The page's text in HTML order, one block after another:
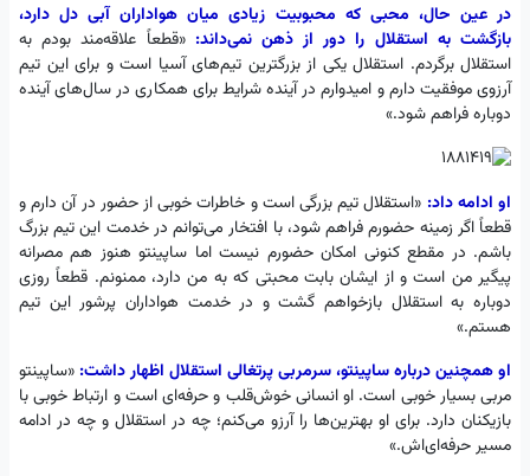
در عین حال، محبی که محبوبیت زیادی میان هواداران آبی دل دارد،
بازگشت به استقلال را دور از ذهن نمی‌داند:«قطعاً علاقه‌مند بودم به
استقلال برگردم. استقلال یکی از بزرگترین تیم‌های آسیا است و برای این تیم
آرزوی موفقیت دارم و امیدوارم در آینده شرایط برای همکاری در سال‌های آینده
دوباره فراهم شود.»
او ادامه داد: «استقلال تیم بزرگی است و خاطرات خوبی از حضور در آن دارم و
قطعاً اگر زمینه حضورم فراهم شود، با افتخار می‌توانم در خدمت این تیم بزرگ
باشم. در مقطع کنونی امکان حضورم نیست اما ساپینتو هنوز هم مصرانه
پیگیر من است و از ایشان بابت محبتی که به من دارد، ممنونم. قطعاً روزی
دوباره به استقلال بازخواهم گشت و در خدمت هواداران پرشور این تیم
هستم.»
او همچنین درباره ساپینتو، سرمربی پرتغالی استقلال اظهار داشت: «ساپینتو
مربی بسیار خوبی است. او انسانی خوش‌قلب و حرفه‌ای است و ارتباط خوبی با
بازیکنان دارد. برای او بهترین‌ها را آرزو می‌کنم؛ چه در استقلال و چه در ادامه
مسیر حرفه‌ای‌اش.»